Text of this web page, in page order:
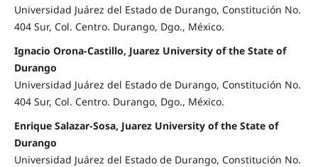
Universidad Juárez del Estado de Durango, Constitución No.
404 Sur, Col. Centro. Durango, Dgo., México.
Ignacio Orona-Castillo, Juarez University of the State of
Durango
Universidad Juárez del Estado de Durango, Constitución No.
404 Sur, Col. Centro. Durango, Dgo., México.
Enrique Salazar-Sosa, Juarez University of the State of
Durango
Universidad Juárez del Estado de Durango, Constitución No.